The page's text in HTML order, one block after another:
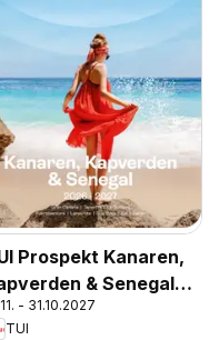
Prospekt Kanaren,
& Senegal
27
- 31.10.2027
TUI